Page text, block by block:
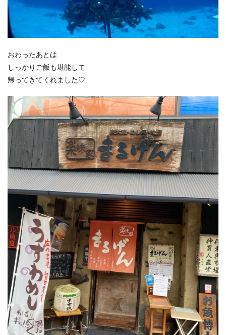
おわったあとは
しっかりご飯も堪能して
帰ってきてくれました♡